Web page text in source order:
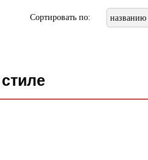
Сортировать по: названию